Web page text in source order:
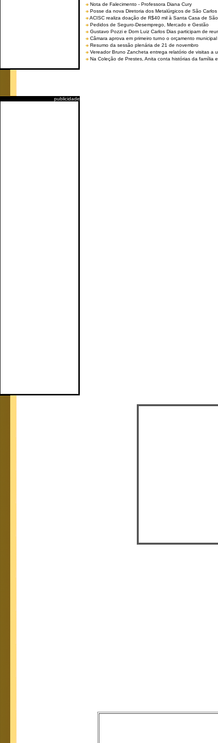
publicidade
Nota de Falecimento - Professora Diana Cury
Posse da nova Diretoria dos Metalúrgicos de São
ACISC realiza doação de R$40 mil à Santa Casa de
Pedidos de Seguro-Desemprego, Mercado e Gestão
Gustavo Pozzi e Dom Luiz Carlos Dias participam de
Câmara aprova em primeiro turno o orçamento
Resumo da sessão plenária de 21 de novembro
Vereador Bruno Zancheta entrega relatório de visitas a
Na Coleção de Prestes, Anita conta histórias da família